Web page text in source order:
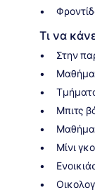
Τι να
Στην
Μπιτς
Μίνι